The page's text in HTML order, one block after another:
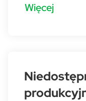
Więcej